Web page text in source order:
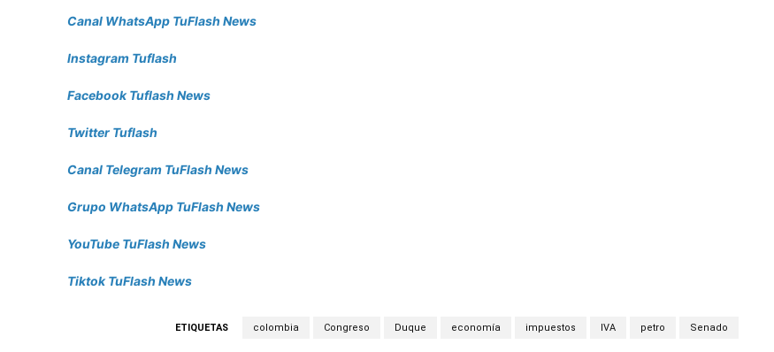
Canal WhatsApp TuFlash News
Instagram Tuflash
Facebook Tuflash News
Twitter Tuflash
Canal Telegram TuFlash News
Grupo WhatsApp TuFlash News
YouTube TuFlash News
Tiktok TuFlash News
ETIQUETAS colombia Congreso Duque economía impuestos IVA petro Senado